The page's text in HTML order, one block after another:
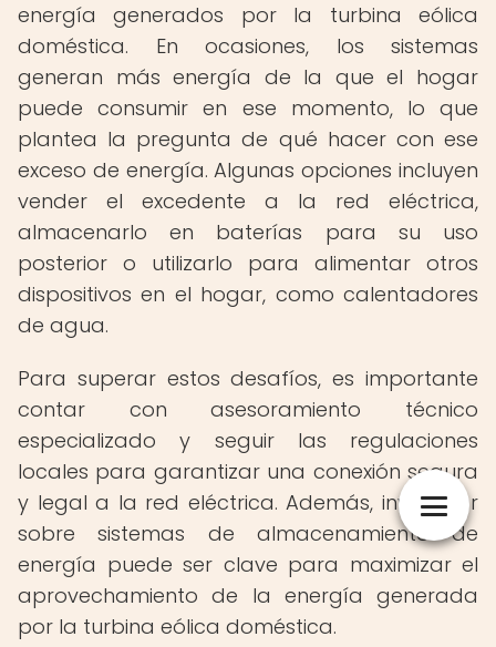
energía generados por la turbina eólica
doméstica. En ocasiones, los sistemas
generan más energía de la que el hogar
puede consumir en ese momento, lo que
plantea la pregunta de qué hacer con ese
exceso de energía. Algunas opciones incluyen
vender el excedente a la red eléctrica,
almacenarlo en baterías para su uso
posterior o utilizarlo para alimentar otros
dispositivos en el hogar, como calentadores
de agua.
Para superar estos desafíos, es importante
contar con asesoramiento técnico
especializado y seguir las regulaciones
locales para garantizar una conexión segura
y legal a la red eléctrica. Además, investigar
sobre sistemas de almacenamiento de
energía puede ser clave para maximizar el
aprovechamiento de la energía generada
por la turbina eólica doméstica.